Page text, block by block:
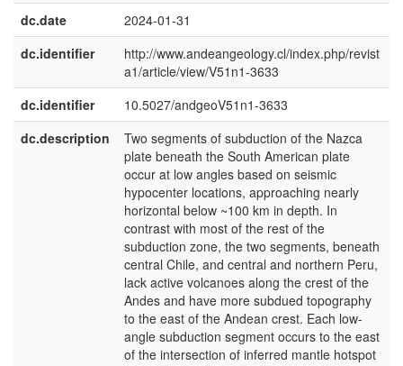
dc.date
2024-01-31
dc.identifier
http://www.andeangeology.cl/index.php/revist
a1/article/view/V51n1-3633
dc.identifier
10.5027/andgeoV51n1-3633
dc.description
Two segments of subduction of the Nazca
plate beneath the South American plate
occur at low angles based on seismic
hypocenter locations, approaching nearly
horizontal below ~100 km in depth. In
contrast with most of the rest of the
subduction zone, the two segments, beneath
central Chile, and central and northern Peru,
lack active volcanoes along the crest of the
Andes and have more subdued topography
to the east of the Andean crest. Each low-
angle subduction segment occurs to the east
of the intersection of inferred mantle hotspot